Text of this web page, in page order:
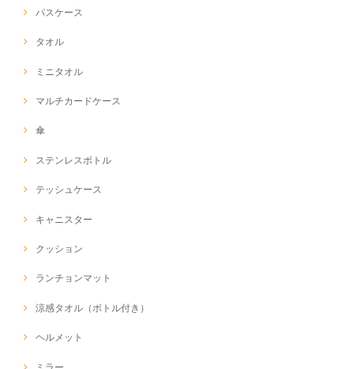
パスケース
タオル
ミニタオル
マルチカードケース
傘
ステンレスボトル
テッシュケース
キャニスター
クッション
ランチョンマット
涼感タオル（ボトル付き）
ヘルメット